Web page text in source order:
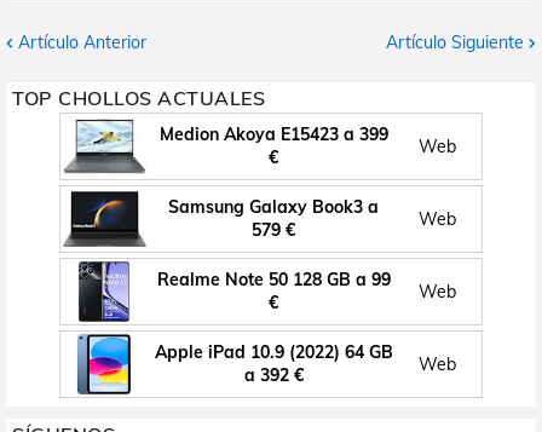
Artículo Anterior Artículo Siguiente
TOP CHOLLOS ACTUALES
Medion Akoya E15423 a 399
€
Web
Samsung Galaxy Book3 a
579 €
Web
Realme Note 50 128 GB a 99
€
Web
Apple iPad 10.9 (2022) 64 GB
a 392 €
Web